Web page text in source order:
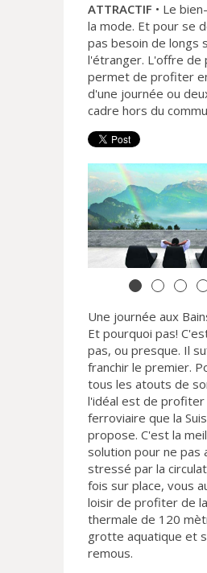
ATTRACTIF • Le
la mode. Et pour se
pas besoin de longs
l'étranger. L'offre de
permet de profiter
d'une journée ou
cadre hors du
Une journée aux
Et pourquoi pas!
pas, ou presque. Il
franchir le premier.
tous les atouts de
l'idéal est de profiter
ferroviaire que la
propose. C'est la
solution pour ne pas
stressé par la
fois sur place, vous
loisir de profiter de
thermale de 120
grotte aquatique et
remous.